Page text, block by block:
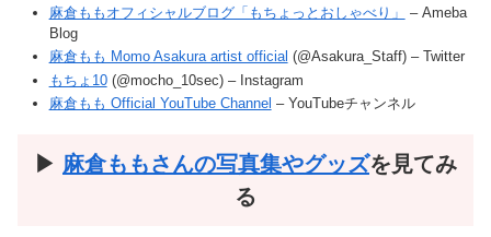
麻倉ももオフィシャルブログ「もちょっとおしゃべり」
– Ameba
Blog
麻倉もも Momo Asakura artist official (@Asakura_Staff) – Twitter
もちょ10(@mocho_10sec) – Instagram
麻倉もも Official YouTube Channel – YouTubeチャンネル
▶︎ 麻倉ももさんの写真集やグッズを見てみ
る